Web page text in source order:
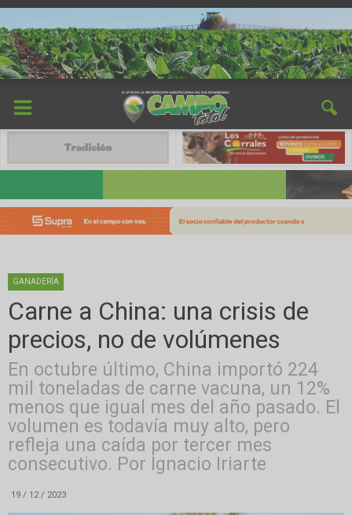
GANADERÍA
Carne a China: una crisis de
precios, no de volúmenes
En octubre último, China importó 224
mil toneladas de carne vacuna, un 12%
menos que igual mes del año pasado. El
volumen es todavía muy alto, pero
refleja una caída por tercer mes
consecutivo. Por Ignacio Iriarte
19 / 12 / 2023